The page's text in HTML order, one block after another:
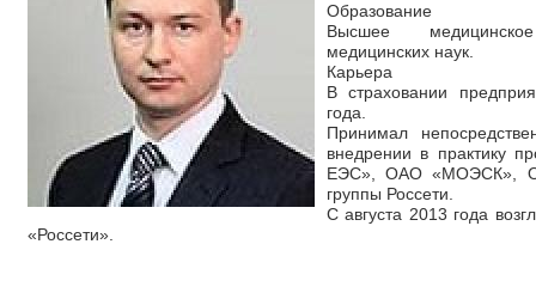
Образование
Высшее
медицинских наук.
Карьера
В страховании
года.
Принимал
внедрении в практику
ЕЭС», ОАО «МОЭСК»,
группы Россети.
С августа 2013 года
«Россети».